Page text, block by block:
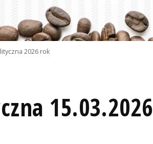
2026 rok
15.03.2026